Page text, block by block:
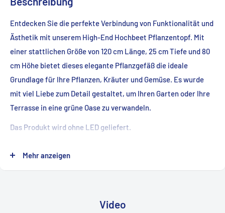
Entdecken Sie die perfekte Verbindung von Funktionalität und
Ästhetik mit unserem High-End Hochbeet Pflanzentopf. Mit
einer stattlichen Größe von 120 cm Länge, 25 cm Tiefe und 80
cm Höhe bietet dieses elegante Pflanzgefäß die ideale
Grundlage für Ihre Pflanzen, Kräuter und Gemüse. Es wurde
mit viel Liebe zum Detail gestaltet, um Ihren Garten oder Ihre
Terrasse in eine grüne Oase zu verwandeln.
Das Produkt wird ohne LED geliefert.
Witterungsbeständigkeit verfügen. Das restliche Gehäuse
Mehr anzeigen
Video